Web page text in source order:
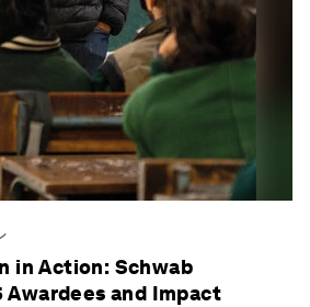
in Action: Schwab
Awardees and Impact